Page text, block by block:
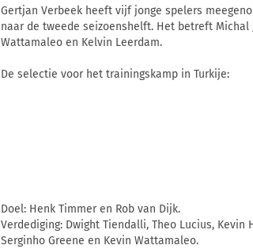
Gertjan Verbeek heeft vijf jonge spelers
naar de tweede seizoenshelft. Het betreft Michal
Wattamaleo en Kelvin Leerdam.
De selectie voor het trainingskamp in Turkije:
Doel: Henk Timmer en Rob van Dijk.
Verdediging: Dwight Tiendalli, Theo Lucius,
Serginho Greene en Kevin Wattamaleo.